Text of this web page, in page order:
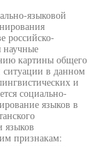
языковой
российско-
научные
картины общего
ситуации в данном
и
социально-
языков в
языков
признакам: